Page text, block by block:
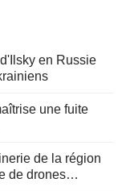
en Russie
une fuite
de la région
de drones